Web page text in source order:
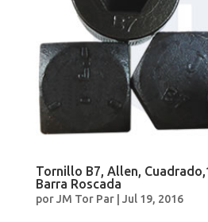
Tornillo B7, Allen,
Barra Roscada
porJM Tor Par| Jul 19, 2016